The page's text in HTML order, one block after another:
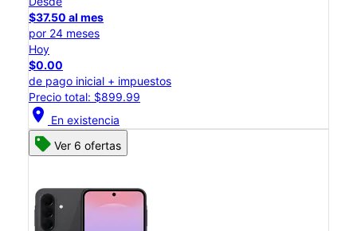
$37.50 al mes
por 24 meses
Hoy
$0.00
de pago inicial + impuestos
Precio total: $899.99
location_on En existencia
Ver 6 ofertas